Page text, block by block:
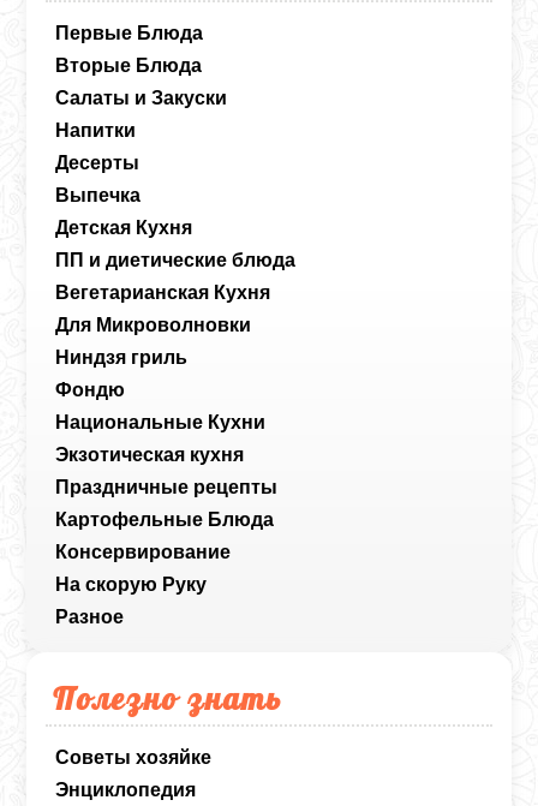
Первые Блюда
Вторые Блюда
Салаты и Закуски
Напитки
Десерты
Выпечка
Детская Кухня
ПП и диетические блюда
Вегетарианская Кухня
Для Микроволновки
Ниндзя гриль
Фондю
Национальные Кухни
Экзотическая кухня
Праздничные рецепты
Картофельные Блюда
Консервирование
На скорую Руку
Разное
Полезно знать
Советы хозяйке
Энциклопедия